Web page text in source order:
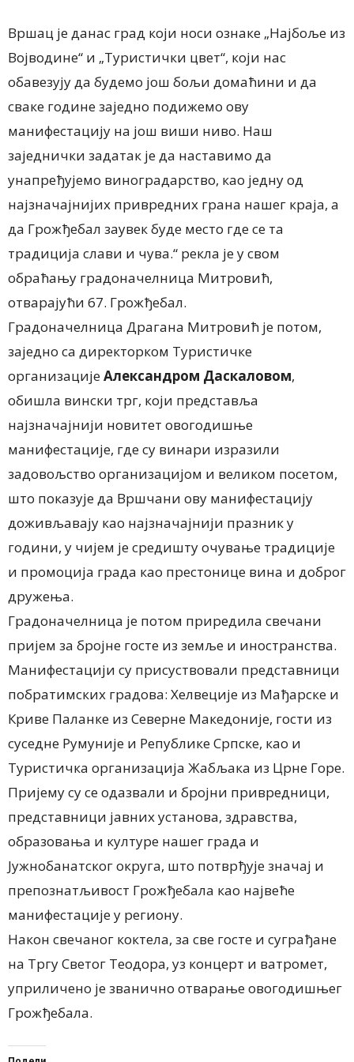
Вршац је данас град који носи ознаке „Најбоље из
Војводине“ и „Туристички цвет“, који нас
обавезују да будемо још бољи домаћини и да
сваке године заједно подижемо ову
манифестацију на још виши ниво. Наш
заједнички задатак је да наставимо да
унапређујемо виноградарство, као једну од
најзначајнијих привредних грана нашег краја, а
да Грожђебал заувек буде место где се та
традиција слави и чува.“ рекла је у свом
обраћању градоначелница Митровић,
отварајући 67. Грожђебал.
Градоначелница Драгана Митровић је потом,
заједно са директорком Туристичке
организацијеАлександром Даскаловом,
обишла вински трг, који представља
најзначајнији новитет овогодишње
манифестације, где су винари изразили
задовољство организацијом и великом посетом,
што показује да Вршчани ову манифестацију
доживљавају као најзначајнији празник у
години, у чијем је средишту очување традиције
и промоција града као престонице вина и доброг
дружења.
Градоначелница је потом приредила свечани
пријем за бројне госте из земље и иностранства.
Манифестацији су присуствовали представници
побратимских градова: Хелвеције из Мађарске и
Криве Паланке из Северне Македоније, гости из
суседне Румуније и Републике Српске, као и
Туристичка организација Жабљака из Црне Горе.
Пријему су се одазвали и бројни привредници,
представници јавних установа, здравства,
образовања и културе нашег града и
Јужнобанатског округа, што потврђује значај и
препознатљивост Грожђебала као највеће
манифестације у региону.
Након свечаног коктела, за све госте и суграђане
на Тргу Светог Теодора, уз концерт и ватромет,
уприличено је званично отварање овогодишњег
Грожђебала.